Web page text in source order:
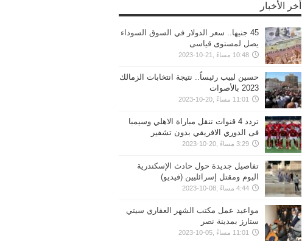
أخر الأخبار
45 جنيها.. سعر الدولار في السوق السوداء
يصل لمستوى قياسى
10:48 مساءً ,21-10-2023
حسين لبيب رئيساً.. نتيجة انتخابات الزمالك
2023 بالأصوات
11:01 مساءً ,20-10-2023
تردد 4 قنوات تنقل مباراة الاهلي وسيمبا
فى الدوري الافريقي بدون تشفير
3:29 مساءً ,20-10-2023
تفاصيل جديدة حول حادث الإسكندرية
اليوم ومقتل إسرائليين (فيديو)
4:44 مساءً ,08-10-2023
مواعيد عمل مكتب الشهر العقاري سيتي
ستارز بمدينة نصر
11:01 مساءً ,05-10-2023